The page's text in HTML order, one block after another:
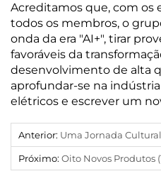
Acreditamos que, com os
todos os membros, o
onda da era "AI+", tirar
favoráveis da
desenvolvimento de alta
aprofundar-se na
elétricos e escrever um
Anterior: Uma Jornada Cultural Em Wuxi Pelo Dia Internacional Da
Próximo: Oito Novos Produtos (Tecnologias) Do Grupo